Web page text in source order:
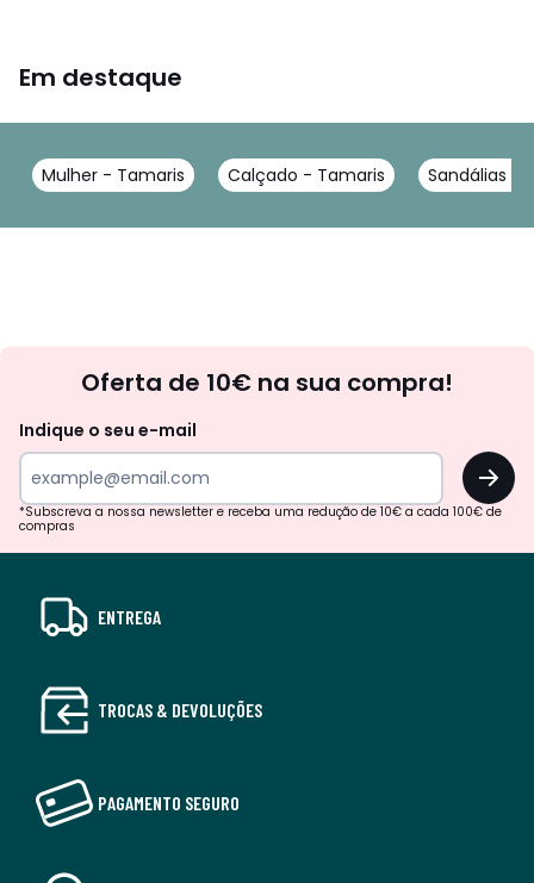
Em destaque
Mulher - Tamaris Calçado - Tamaris Sandálias -
Oferta de 10€ na sua compra!
Indique o seu e-mail
OK
*Subscreva a nossa newsletter e receba uma redução de 10€ a cada 100€ de
compras
ENTREGA
TROCAS & DEVOLUÇÕES
PAGAMENTO SEGURO